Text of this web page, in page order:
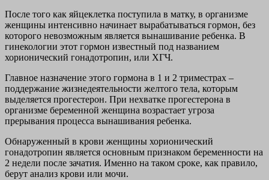
После того как яйцеклетка поступила в матку, в организме
женщины интенсивно начинает вырабатываться гормон, без
которого невозможным является вынашивание ребенка. В
гинекологии этот гормон известный под названием
хорионический гонадотропин, или ХГЧ.
Главное назначение этого гормона в 1 и 2 триместрах –
поддержание жизнедеятельности желтого тела, которым
выделяется прогестерон. При нехватке прогестерона в
организме беременной женщина возрастает угроза
прерывания процесса вынашивания ребенка.
Обнаруженный в крови женщины хорионический
гонадотропин является основным признаком беременности на
2 недели после зачатия. Именно на таком сроке, как правило,
берут анализ крови или мочи.